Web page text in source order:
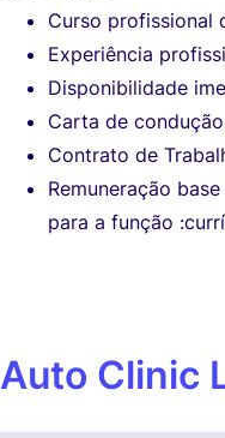
Curso profissional
Experiência
Disponibilidade
Carta de
Contrato de
Remuneração
para a função
Auto Clinic